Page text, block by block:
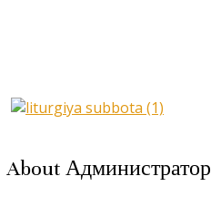
About Администратор